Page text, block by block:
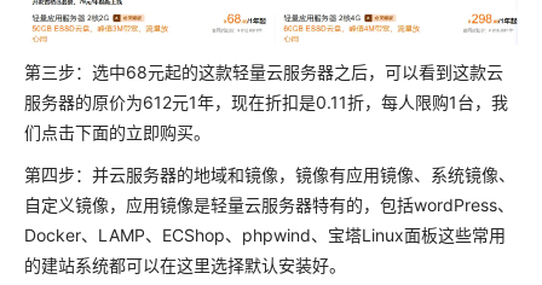
第三步：选中68元起的这款轻量云服务器之后，可以看到这款云
服务器的原价为612元1年，现在折扣是0.11折，每人限购1台，我
们点击下面的立即购买。
第四步：并云服务器的地域和镜像，镜像有应用镜像、系统镜像、
自定义镜像，应用镜像是轻量云服务器特有的，包括wordPress、
Docker、LAMP、ECShop、phpwind、宝塔Linux面板这些常用
的建站系统都可以在这里选择默认安装好。